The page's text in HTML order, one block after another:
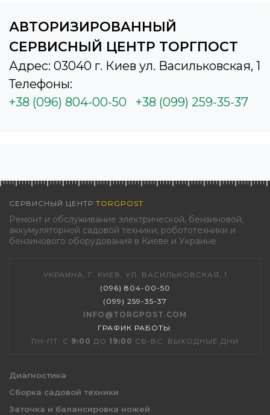
АВТОРИЗИРОВАННЫЙ
СЕРВИСНЫЙ ЦЕНТР ТОРГПОСТ
Адрес: 03040 г. Киев ул. Васильковская, 1
Телефоны:
+38 (096) 804-00-50
+38 (099) 259-35-37
СЕРВИСНЫЙ ЦЕНТР TORGPOST
Ремонт и обслуживание электрической, бензиновой,
аккумуляторной садовой техники, робототехники и
бензинового оборудования в Киеве и Украине
УКРАИНА, Г. КИЕВ, УЛ. ВАСИЛЬКОВСКАЯ, 1
(096) 804-00-50
(099) 259-35-37
INFO@TORGPOST.COM
ГРАФИК РАБОТЫ :
ПН-ПТ: С 9:00 ДО 19:00 СБ-ВС: ВЫХОДНЫЕ ДНИ
Диагностика
Сборка садовой техники
Заточка и балансировка ножей